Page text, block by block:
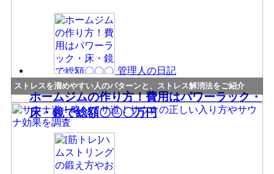
ストレスを溜めやすい人のパターンと、ストレス解消法をご紹介
管理人の日記
ホームジムの作り方！費用はパワーラック・
床・鏡で総額〇〇〇万円